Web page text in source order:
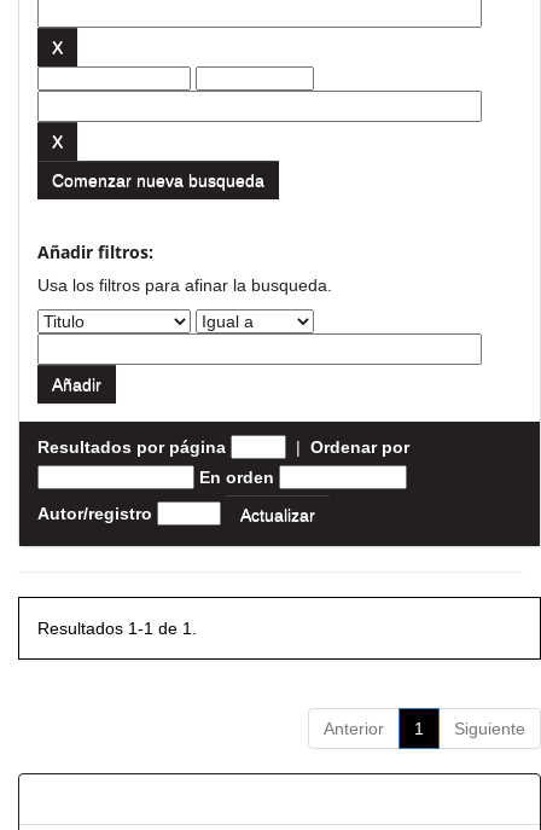
Comenzar nueva busqueda
Añadir filtros:
Usa los filtros para afinar la busqueda.
Resultados por página | Ordenar por
En orden
Autor/registro
Resultados 1-1 de 1.
Anterior 1 Siguiente